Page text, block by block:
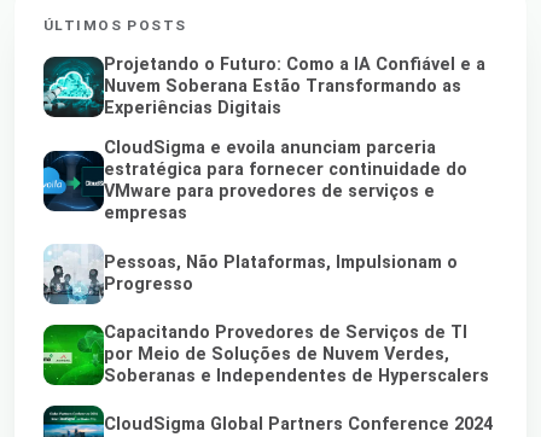
ÚLTIMOS POSTS
Projetando o Futuro: Como a IA Confiável e a
Nuvem Soberana Estão Transformando as
Experiências Digitais
CloudSigma e evoila anunciam parceria
estratégica para fornecer continuidade do
VMware para provedores de serviços e
empresas
Pessoas, Não Plataformas, Impulsionam o
Progresso
Capacitando Provedores de Serviços de TI
por Meio de Soluções de Nuvem Verdes,
Soberanas e Independentes de Hyperscalers
CloudSigma Global Partners Conference 2024